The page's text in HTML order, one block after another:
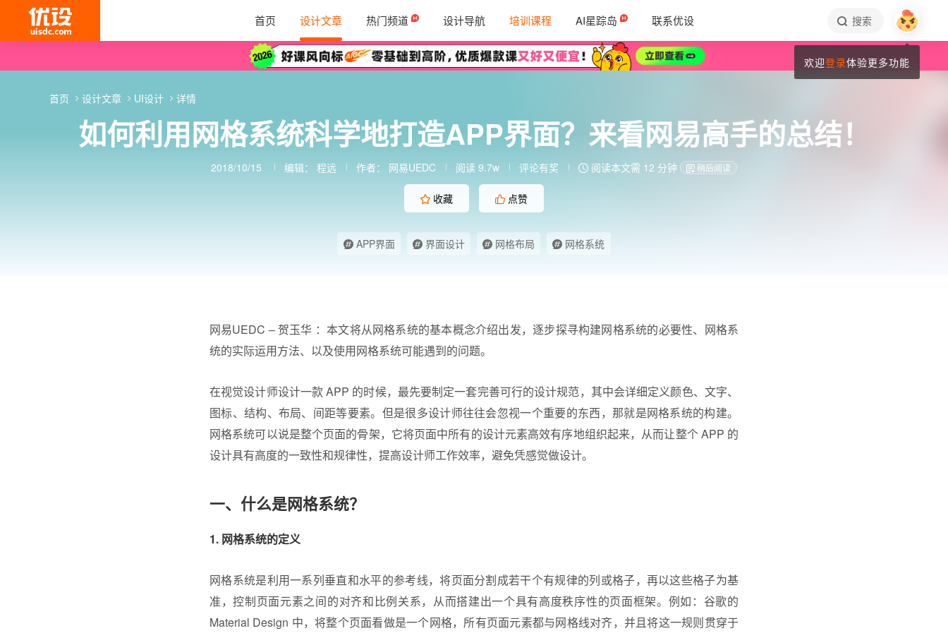
首页 设计文章 热门频道 设计导航 培训课程 AI星踪岛 联系优设 搜索
如何利用网格系统科学地打造APP界面？来看网易高手的总结！
2018/10/15 编辑： 程远 作者： 网易UEDC 阅读 9.7w 评论有奖 阅读本文需 12 分钟 稍后阅读
收藏 点赞
APP界面 界面设计 网格布局 网格系统
首页 设计文章 UI设计 详情
网易UEDC – 贺玉华 ：本文将从网格系统的基本概念介绍出发，逐步探寻构建网格系统的必要性、网格系
统的实际运用方法、以及使用网格系统可能遇到的问题。
在视觉设计师设计一款 APP 的时候，最先要制定一套完善可行的设计规范，其中会详细定义颜色、文字、
图标、结构、布局、间距等要素。但是很多设计师往往会忽视一个重要的东西，那就是网格系统的构建。
网格系统可以说是整个页面的骨架，它将页面中所有的设计元素高效有序地组织起来，从而让整个 APP 的
设计具有高度的一致性和规律性，提高设计师工作效率，避免凭感觉做设计。
一、什么是网格系统？
1. 网格系统的定义
网格系统是利用一系列垂直和水平的参考线，将页面分割成若干个有规律的列或格子，再以这些格子为基
准，控制页面元素之间的对齐和比例关系，从而搭建出一个具有高度秩序性的页面框架。例如：谷歌的
Material Design 中，将整个页面看做是一个网格，所有页面元素都与网格线对齐，并且将这一规则贯穿于
欢迎登录体验更多功能